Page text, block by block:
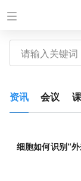
资讯 会议
细胞如何识别“